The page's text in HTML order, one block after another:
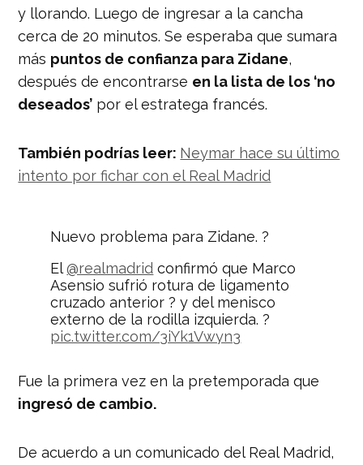
y llorando. Luego de ingresar a la cancha
cerca de 20 minutos. Se esperaba que sumara
más puntos de confianza para Zidane,
después de encontrarse en la lista de los ‘no
deseados’ por el estratega francés.
También podrías leer: Neymar hace su último
intento por fichar con el Real Madrid
Nuevo problema para Zidane. ?
El@realmadrid confirmó que Marco
Asensio sufrió rotura de ligamento
cruzado anterior ? y del menisco
externo de la rodilla izquierda. ?
pic.twitter.com/3iYk1Vwyn3
(@naciondeportes_)July 24, 2019
Fue la primera vez en la pretemporada que
ingresó de cambio.
De acuerdo a un comunicado del Real Madrid,